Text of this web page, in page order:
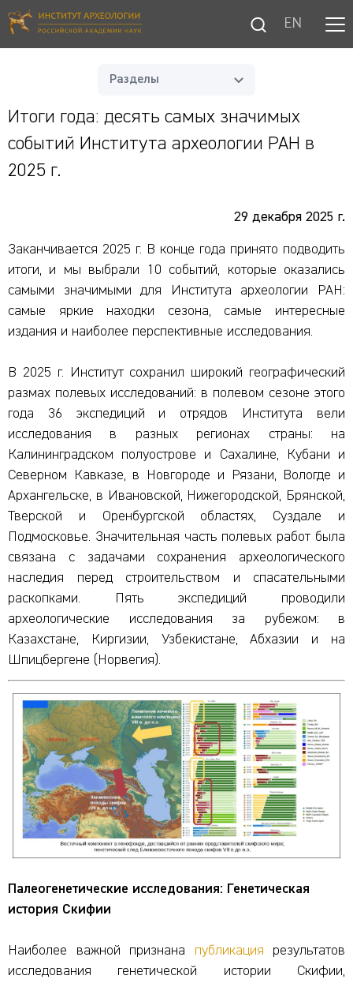
EN
Разделы
Итоги года: десять самых значимых
событий Института археологии РАН в
2025 г.
29 декабря 2025 г.
Заканчивается 2025 г. В конце года принято подводить
итоги, и мы выбрали 10 событий, которые оказались
самыми значимыми для Института археологии РАН:
самые яркие находки сезона, самые интересные
издания и наиболее перспективные исследования.
В 2025 г. Институт сохранил широкий географический
размах полевых исследований: в полевом сезоне этого
года 36 экспедиций и отрядов Института вели
исследования в разных регионах страны: на
Калининградском полуострове и Сахалине, Кубани и
Северном Кавказе, в Новгороде и Рязани, Вологде и
Архангельске, в Ивановской, Нижегородской, Брянской,
Тверской и Оренбургской областях, Суздале и
Подмосковье. Значительная часть полевых работ была
связана с задачами сохранения археологического
наследия перед строительством и спасательными
раскопками. Пять экспедиций проводили
археологические исследования за рубежом: в
Казахстане, Киргизии, Узбекистане, Абхазии и на
Шпицбергене (Норвегия).
Палеогенетические исследования: Генетическая
история Скифии
Наиболее важной признана публикация результатов
исследования генетической истории Скифии,